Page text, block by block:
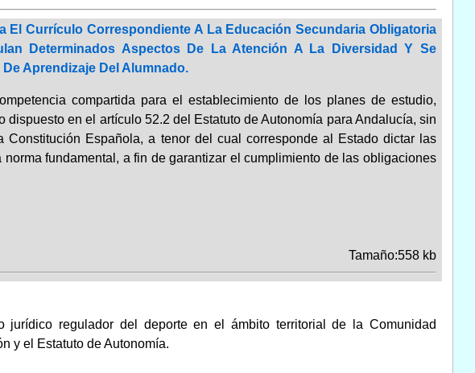
El Currículo Correspondiente A La Educación Secundaria Obligatoria
Determinados Aspectos De La Atención A La Diversidad Y Se
Aprendizaje Del Alumnado.
compartida para el establecimiento de los planes de estudio,
en el artículo 52.2 del Estatuto de Autonomía para Andalucía, sin
Española, a tenor del cual corresponde al Estado dictar las
fundamental, a fin de garantizar el cumplimiento de las obligaciones
Tamaño:558 kb
regulador del deporte en el ámbito territorial de la Comunidad
y el Estatuto de Autonomía.